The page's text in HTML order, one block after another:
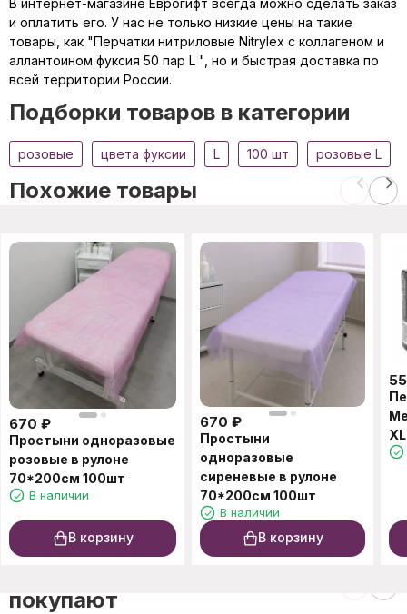
и оплатить его. У нас не только низкие цены на такие
товары, как "Перчатки нитриловые Nitrylex с коллагеном и
аллантоином фуксия 50 пар L ", но и быстрая доставка по
всей территории России.
Подборки товаров в категории
розовые цвета фуксии L 100 шт розовые L
Похожие товары
670 ₽
Простыни одноразовые
розовые в рулоне
70*200см 100шт
В наличии
В корзину
670 ₽
Простыни
одноразовые
сиреневые в рулоне
70*200см 100шт
В наличии
В корзину
XL
покупают